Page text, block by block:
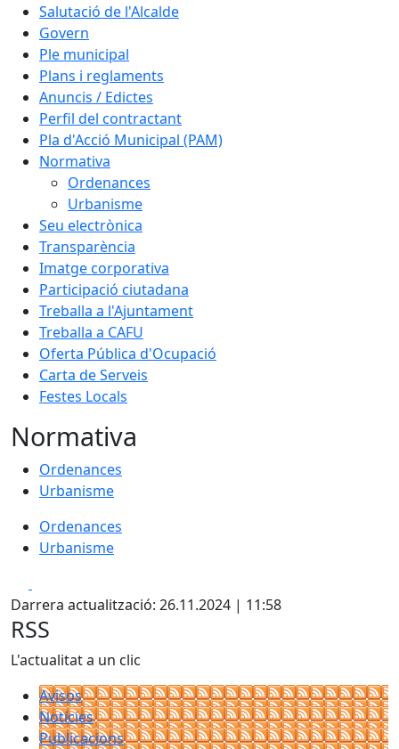
Salutació de l'Alcalde
Govern
Ple municipal
Plans i reglaments
Anuncis / Edictes
Perfil del contractant
Pla d'Acció Municipal (PAM)
Normativa
Ordenances
Urbanisme
Seu electrònica
Transparència
Imatge corporativa
Participació ciutadana
Treballa a l'Ajuntament
Treballa a CAFU
Oferta Pública d'Ocupació
Carta de Serveis
Festes Locals
Normativa
Ordenances
Urbanisme
Ordenances
Urbanisme
Darrera actualització: 26.11.2024 | 11:58
RSS
L'actualitat a un clic
Avisos
Notícies
Publicacions